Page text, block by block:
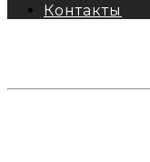
Контакты